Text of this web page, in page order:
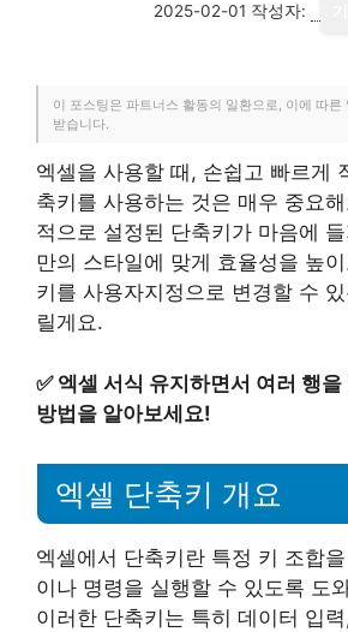
2025-02-01 작성자:
이 포스팅은 파트너스 활동의 일환으로, 이에 따른
받습니다.
엑셀을 사용할 때, 손쉽고 빠르게
축키를 사용하는 것은 매우 중요
적으로 설정된 단축키가 마음에
만의 스타일에 맞게 효율성을 높
키를 사용자지정으로 변경할 수
릴게요.
✅ 엑셀 서식 유지하면서 여러 행
방법을 알아보세요!
엑셀 단축키 개요
엑셀에서 단축키란 특정 키 조합
이나 명령을 실행할 수 있도록 도
이러한 단축키는 특히 데이터 입